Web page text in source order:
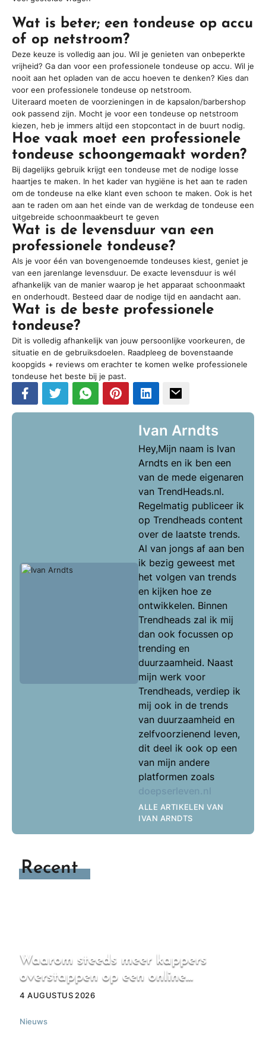
Wat is beter; een tondeuse op accu
of op netstroom?
Deze keuze is volledig aan jou. Wil je genieten van onbeperkte
vrijheid? Ga dan voor een professionele tondeuse op accu. Wil je
nooit aan het opladen van de accu hoeven te denken? Kies dan
voor een professionele tondeuse op netstroom.
Uiteraard moeten de voorzieningen in de kapsalon/barbershop
ook passend zijn. Mocht je voor een tondeuse op netstroom
kiezen, heb je immers altijd een stopcontact in de buurt nodig.
Hoe vaak moet een professionele
tondeuse schoongemaakt worden?
Bij dagelijks gebruik krijgt een tondeuse met de nodige losse
haartjes te maken. In het kader van hygiëne is het aan te raden
om de tondeuse na elke klant even schoon te maken. Ook is het
aan te raden om aan het einde van de werkdag de tondeuse een
uitgebreide schoonmaakbeurt te geven
Wat is de levensduur van een
professionele tondeuse?
Als je voor één van bovengenoemde tondeuses kiest, geniet je
van een jarenlange levensduur. De exacte levensduur is wél
afhankelijk van de manier waarop je het apparaat schoonmaakt
en onderhoudt. Besteed daar de nodige tijd en aandacht aan.
Wat is de beste professionele
tondeuse?
Dit is volledig afhankelijk van jouw persoonlijke voorkeuren, de
situatie en de gebruiksdoelen. Raadpleeg de bovenstaande
koopgids + reviews om erachter te komen welke professionele
tondeuse het beste bij je past.
Ivan Arndts
Hey,Mijn naam is Ivan
Arndts en ik ben een
van de mede eigenaren
van TrendHeads.nl.
Regelmatig publiceer ik
op Trendheads content
over de laatste trends.
Al van jongs af aan ben
ik bezig geweest met
het volgen van trends
en kijken hoe ze
ontwikkelen. Binnen
Trendheads zal ik mij
dan ook focussen op
trending en
duurzaamheid. Naast
mijn werk voor
Trendheads, verdiep ik
mij ook in de trends
van duurzaamheid en
zelfvoorzienend leven,
dit deel ik ook op een
van mijn andere
platformen zoals
doepserleven.nl
ALLE ARTIKELEN VAN
IVAN ARNDTS
Recent
Waarom steeds meer kappers
overstappen op een online
boekingssysteem
4 AUGUSTUS 2026
Nieuws